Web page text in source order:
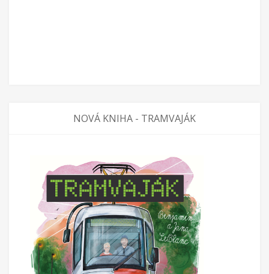
NOVÁ KNIHA - TRAMVAJÁK